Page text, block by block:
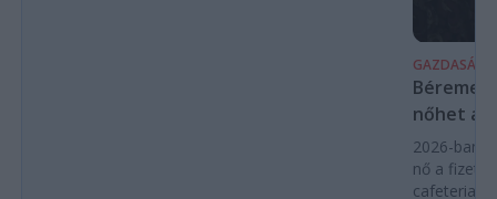
GAZDASÁG
nőhet a
2026-ban
nő a
cafeteria